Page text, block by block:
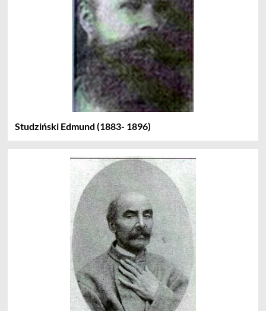
Studziński Edmund (1883- 1896)